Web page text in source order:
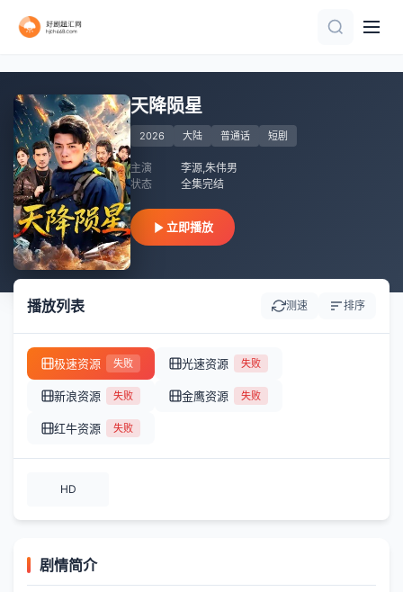
天降陨星
2026 大陆 普通话 短剧
主演
李源,朱伟男
状态
全集完结
立即播放
播放列表 测速 排序
极速资源 失败 光速资源 失败
新浪资源 失败 金鹰资源 失败
红牛资源 失败
HD
剧情简介
正片
全100集
全89集
全24集
已完结
全80集
正片
第40集完结
第46集完结
完结